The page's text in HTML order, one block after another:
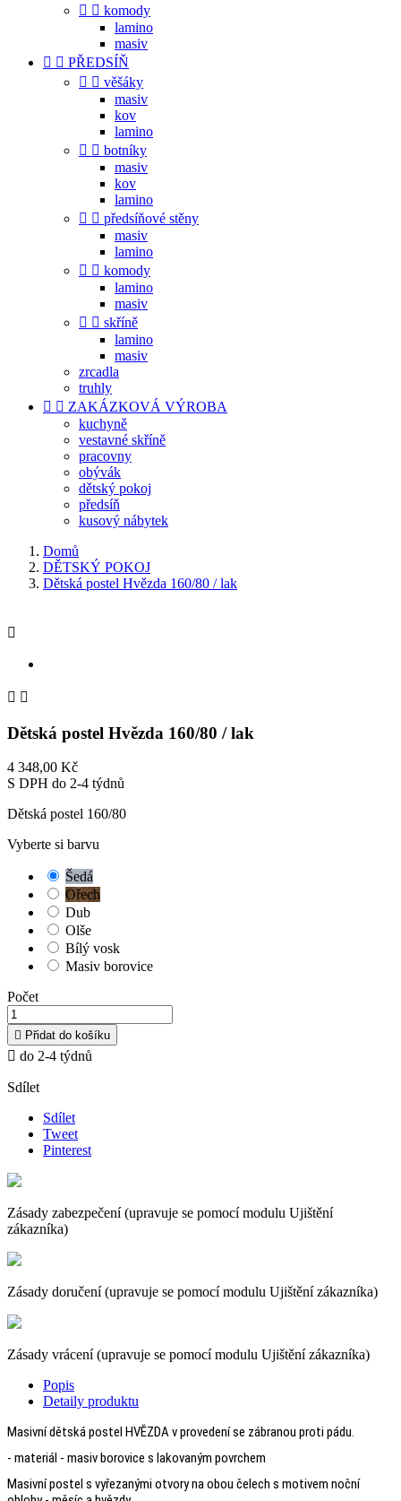
  komody
lamino
masiv
  PŘEDSÍŇ
  věšáky
masiv
kov
lamino
  botníky
masiv
kov
lamino
  předsíňové stěny
masiv
lamino
  komody
lamino
masiv
  skříně
lamino
masiv
zrcadla
truhly
  ZAKÁZKOVÁ VÝROBA
kuchyně
vestavné skříně
pracovny
obývák
dětský pokoj
předsíň
kusový nábytek
Domů
DĚTSKÝ POKOJ
Dětská postel Hvězda 160/80 / lak

 
Dětská postel Hvězda 160/80 / lak
4 348,00 Kč
S DPH do 2-4 týdnů
Dětská postel 160/80
Vyberte si barvu
Šedá
Ořech
Dub
Olše
Bílý vosk
Masiv borovice
Počet
 Přidat do košíku
 do 2-4 týdnů
Sdílet
Sdílet
Tweet
Pinterest
Zásady zabezpečení (upravuje se pomocí modulu Ujištění
zákazníka)
Zásady doručení (upravuje se pomocí modulu Ujištění zákazníka)
Zásady vrácení (upravuje se pomocí modulu Ujištění zákazníka)
Popis
Detaily produktu
Masivní dětská postel HVĚZDA v provedení se zábranou proti pádu.
- materiál - masiv borovice s lakovaným povrchem
Masivní postel s vyřezanými otvory na obou čelech s motivem noční